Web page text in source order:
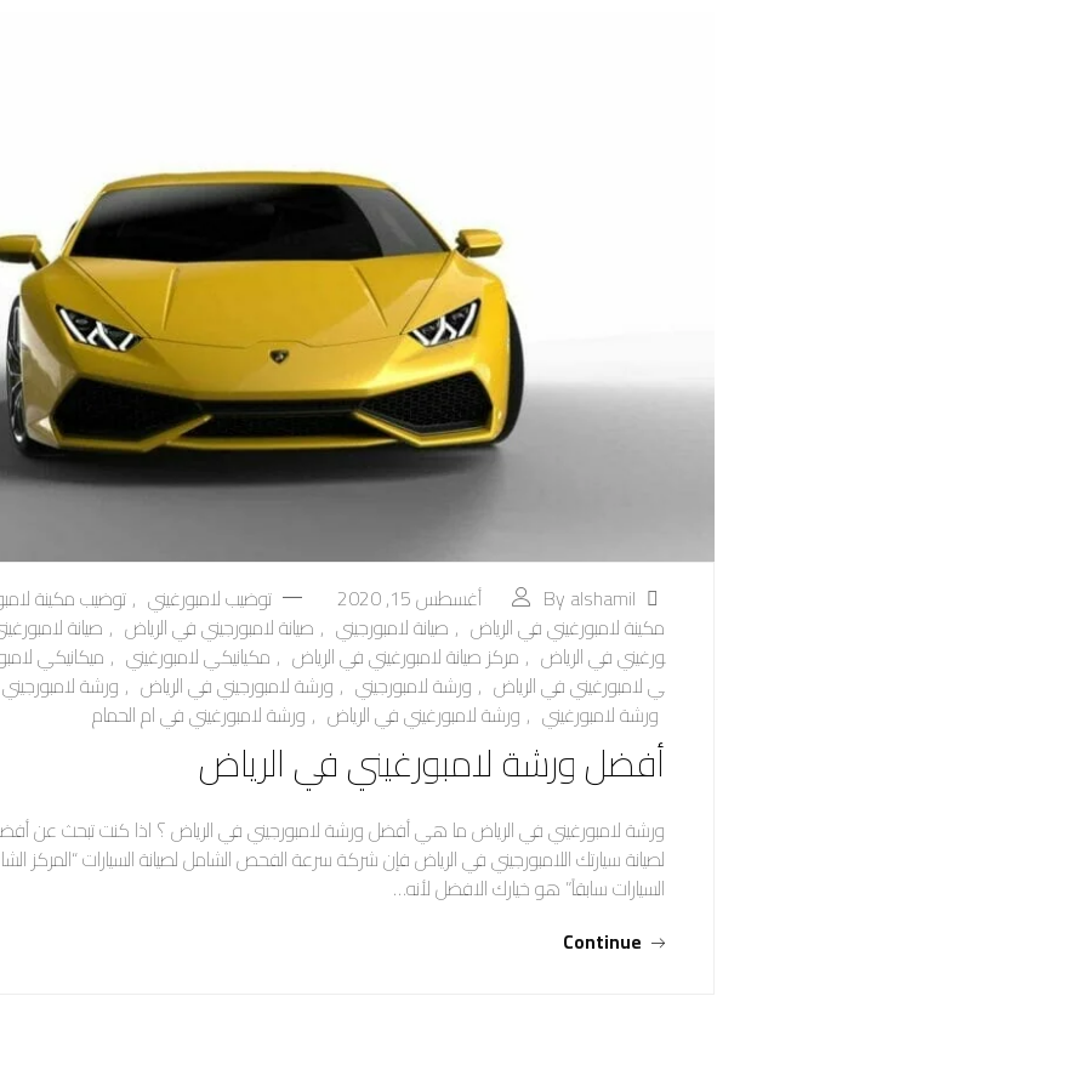
By alshamil أغسطس 15, 2020 توضيب لامبورغيني ,توضيب مكينة
مكينة لامبورغيني في الرياض , صيانة لامبورجيني , صيانة لامبورجيني في الرياض , صيانة
ورغيني في الرياض , مركز صيانة لامبورغيني في الرياض , مكيانيكي لامبورغيني , ميكانيكي
ي لامبورغيني في الرياض , ورشة لامبورجيني , ورشة لامبورجيني في الرياض , ورشة
ورشة لامبورغيني , ورشة لامبورغيني في الرياض , ورشة لامبورغيني في ام الحمام
أفضل ورشة لامبورغيني في الرياض
ورشة لامبورغيني في الرياض ما هي أفضل ورشة لامبورجيني في الرياض ؟ اذا كنت تبحث عن
لصيانة سيارتك اللامبورجيني في الرياض فإن شركة سرعة الفحص الشامل لصيانة السيارات “المركز
السيارات سابقاً” هو خيارك الافضل لأنه…
Continue